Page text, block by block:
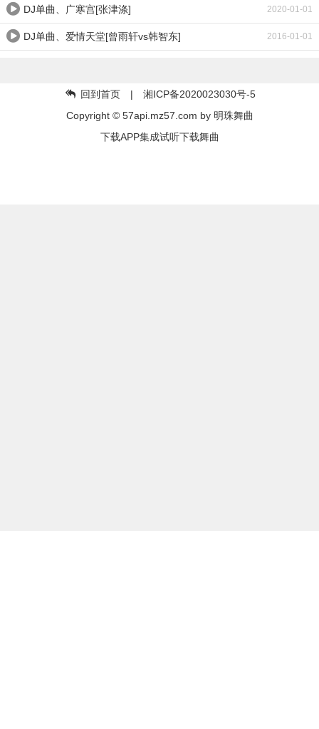
DJ单曲、广寒宫[张津涤] 2020-01-01
DJ单曲、爱情天堂[曾雨轩vs韩智东] 2016-01-01
回到首页| 湘ICP备2020023030号-5
Copyright © 57api.mz57.com by 明珠舞曲
下载APP集成试听下载舞曲